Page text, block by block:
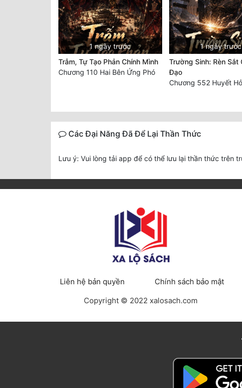
1 ngày trước
Trẫm, Tự Tạo Phản Chính Mình
Chương 110 Hai Bên Ứng Phó
1 ngày trước
Trường Sinh: Rèn Sắt
Đạo
Các Đại Năng Đã Để Lại Thần Thức
Lưu ý: Vui lòng tải app để có thể lưu lại thần thức trên
Liên hệ bản quyền
Chính sách bảo mật
Copyright © 2022 xalosach.com